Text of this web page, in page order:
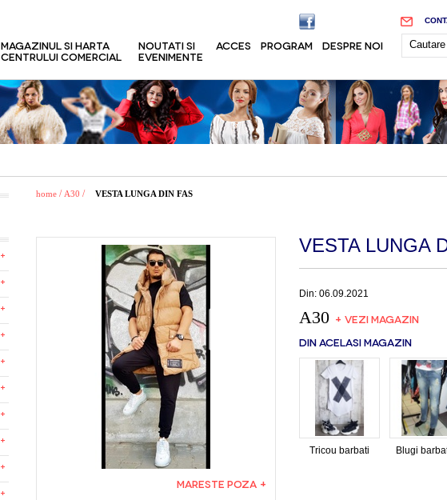
MAGAZINUL SI HARTA
CENTRULUI COMERCIAL
NOUTATI SI
EVENIMENTE
ACCES PROGRAM DESPRE NOI
home / A30 / VESTA LUNGA DIN FAS
MARESTE POZA +
VESTA LUNGA
Din: 06.09.2021
A30 + VEZI MAGAZIN
DIN ACELASI MAGAZIN
Tricou barbati Blugi